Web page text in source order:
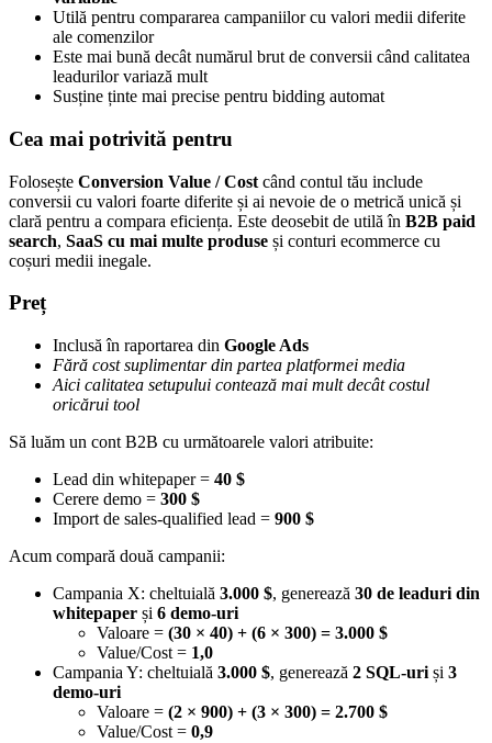
Utilă pentru compararea campaniilor cu valori medii diferite
ale comenzilor
Este mai bună decât numărul brut de conversii când calitatea
leadurilor variază mult
Susține ținte mai precise pentru bidding automat
Cea mai potrivită pentru
Folosește Conversion Value / Cost când contul tău include
conversii cu valori foarte diferite și ai nevoie de o metrică unică și
clară pentru a compara eficiența. Este deosebit de utilă în B2B paid
search, SaaS cu mai multe produse și conturi ecommerce cu
coșuri medii inegale.
Preț
Inclusă în raportarea din Google Ads
Fără cost suplimentar din partea platformei media
Aici calitatea setupului contează mai mult decât costul
oricărui tool
Să luăm un cont B2B cu următoarele valori atribuite:
Lead din whitepaper = 40 $
Cerere demo = 300 $
Import de sales-qualified lead = 900 $
Acum compară două campanii:
Campania X: cheltuială 3.000 $, generează 30 de leaduri din
whitepaper și 6 demo-uri
Valoare = (30 × 40) + (6 × 300) = 3.000 $
Value/Cost = 1,0
Campania Y: cheltuială 3.000 $, generează 2 SQL-uri și 3
demo-uri
Valoare = (2 × 900) + (3 × 300) = 2.700 $
Value/Cost = 0,9